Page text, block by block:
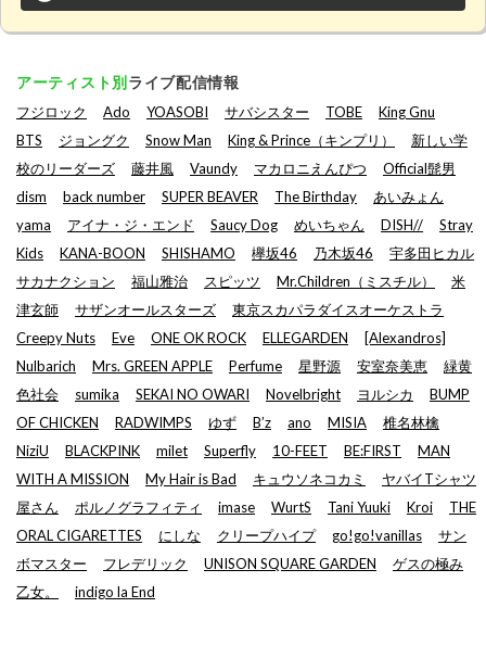
アーティスト別ライブ配信情報
フジロック Ado YOASOBI サバシスター TOBE
King Gnu
BTS
ジョングク Snow Man King & Prince（キンプリ）
新しい学
校のリーダーズ
藤井風 Vaundy マカロニえんぴつ
Official髭男
dism
back number SUPER BEAVER The Birthday
あいみょん
yama
アイナ・ジ・エンド Saucy Dog めいちゃん DISH//
Stray
Kids
KANA-BOON SHISHAMO 欅坂46 乃木坂46
宇多田ヒカル
サカナクション
福山雅治 スピッツ Mr.Children（ミスチル）
米
津玄師
サザンオールスターズ
東京スカパラダイスオーケストラ
Creepy Nuts
Eve ONE OK ROCK ELLEGARDEN
[Alexandros]
Nulbarich
Mrs. GREEN APPLE Perfume 星野源 安室奈美恵
緑黄
色社会
sumika SEKAI NO OWARI Novelbright ヨルシカ
BUMP
OF CHICKEN
RADWIMPS ゆず B’z ano MISIA
椎名林檎
NiziU
BLACKPINK milet Superfly 10-FEET BE:FIRST
MAN
WITH A MISSION
My Hair is Bad キュウソネコカミ
ヤバイTシャツ
屋さん
ポルノグラフィティ imase WurtS Tani Yuuki Kroi
THE
ORAL CIGARETTES
にしな クリープハイプ go!go!vanillas
サン
ボマスター
フレデリック UNISON SQUARE GARDEN
ゲスの極み
乙女。
indigo la End